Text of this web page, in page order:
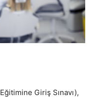
Giriş Sınavı),